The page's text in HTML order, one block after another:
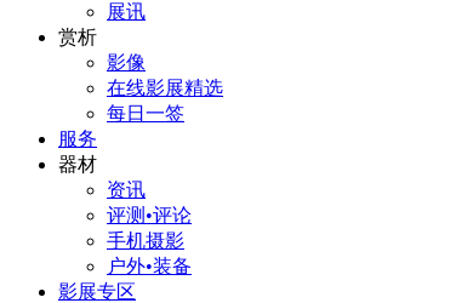
展讯
赏析
影像
在线影展精选
每日一签
服务
器材
资讯
评测•评论
手机摄影
户外•装备
影展专区